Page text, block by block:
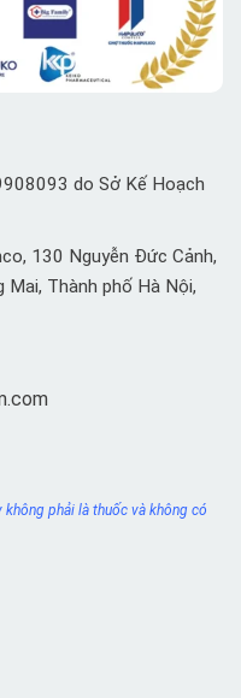
do Sở Kế Hoạch
130 Nguyễn Đức Cảnh,
Mai, Thành phố Hà Nội,
không phải là thuốc và không có